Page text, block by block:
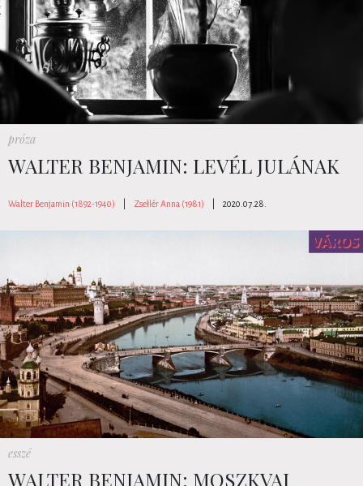
próza
WALTER BENJAMIN: LEVÉL JULÁNAK
Walter Benjamin (1892-1940) Zsellér Anna (1981) 2020.07.28.
esszé
WALTER BENJAMIN: MOSZKVAI